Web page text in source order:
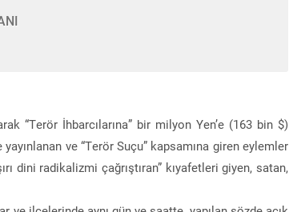
“Terör İhbarcılarına” bir milyon Yen’e (163 bin $)
ve “Terör Suçu” kapsamına giren eylemler
dini radikalizmi çağrıştıran” kıyafetleri giyen, satan,